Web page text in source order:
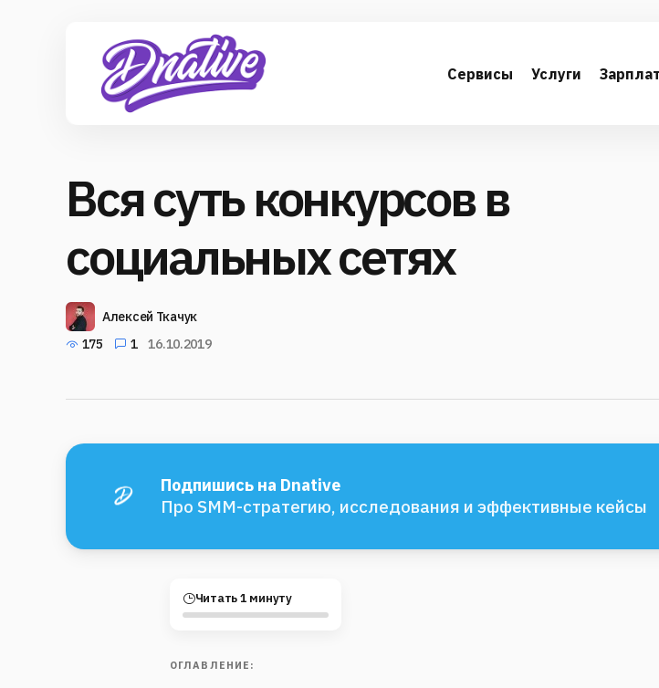
Сервисы Услуги
Вся суть конкурсов в
социальных сетях
Алексей Ткачук
175
1 16.10.2019
Подпишись на Dnative
Про SMM-стратегию, исследования и эффективные кейсы
Читать 1 минуту
ОГЛАВЛЕНИЕ: